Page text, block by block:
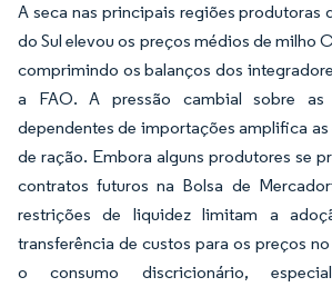
A seca nas principais regiões produtoras
do Sul elevou os preços médios de milho
comprimindo os balanços dos
a FAO. A pressão cambial sobre
dependentes de importações amplifica
de ração. Embora alguns produtores se
contratos futuros na Bolsa de
restrições de liquidez limitam a
transferência de custos para os preços
o consumo discricionário,